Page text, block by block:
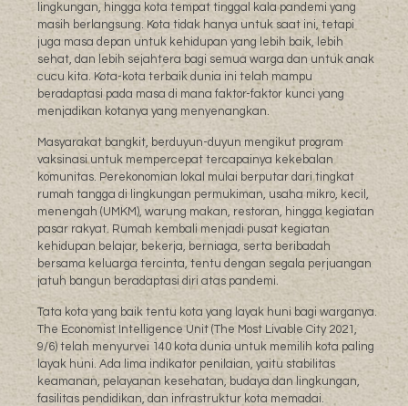
lingkungan, hingga kota tempat tinggal kala pandemi yang
masih berlangsung. Kota tidak hanya untuk saat ini, tetapi
juga masa depan untuk kehidupan yang lebih baik, lebih
sehat, dan lebih sejahtera bagi semua warga dan untuk anak
cucu kita. Kota-kota terbaik dunia ini telah mampu
beradaptasi pada masa di mana faktor-faktor kunci yang
menjadikan kotanya yang menyenangkan.
Masyarakat bangkit, berduyun-duyun mengikut program
vaksinasi untuk mempercepat tercapainya kekebalan
komunitas. Perekonomian lokal mulai berputar dari tingkat
rumah tangga di lingkungan permukiman, usaha mikro, kecil,
menengah (UMKM), warung makan, restoran, hingga kegiatan
pasar rakyat. Rumah kembali menjadi pusat kegiatan
kehidupan belajar, bekerja, berniaga, serta beribadah
bersama keluarga tercinta, tentu dengan segala perjuangan
jatuh bangun beradaptasi diri atas pandemi.
Tata kota yang baik tentu kota yang layak huni bagi warganya.
The Economist Intelligence Unit (The Most Livable City 2021,
9/6) telah menyurvei 140 kota dunia untuk memilih kota paling
layak huni. Ada lima indikator penilaian, yaitu stabilitas
keamanan, pelayanan kesehatan, budaya dan lingkungan,
fasilitas pendidikan, dan infrastruktur kota memadai.